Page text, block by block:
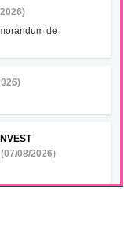
de
(07/08/2026)